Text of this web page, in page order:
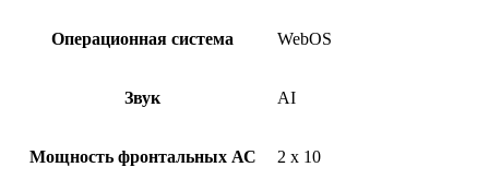
Операционная система WebOS
Звук AI
Мощность фронтальных АС 2 x 10